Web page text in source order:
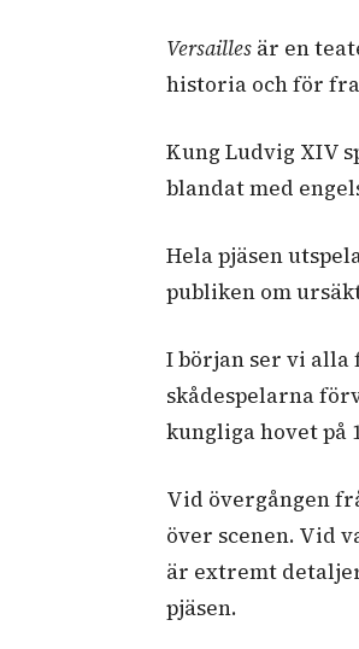
Versailles är en
historia och för
Kung Ludvig XIV
blandat med
Hela pjäsen
publiken om
I början ser vi alla
skådespelarna
kungliga hovet på
Vid övergången
över scenen. Vid
är extremt
pjäsen.